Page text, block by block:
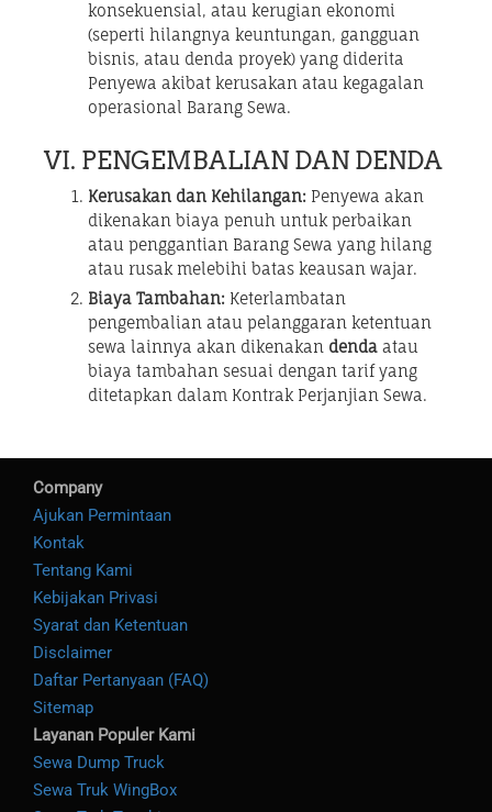
konsekuensial, atau kerugian ekonomi
(seperti hilangnya keuntungan, gangguan
bisnis, atau denda proyek) yang diderita
Penyewa akibat kerusakan atau kegagalan
operasional Barang Sewa.
VI. PENGEMBALIAN DAN DENDA
Kerusakan dan Kehilangan: Penyewa akan
dikenakan biaya penuh untuk perbaikan
atau penggantian Barang Sewa yang hilang
atau rusak melebihi batas keausan wajar.
Biaya Tambahan: Keterlambatan
pengembalian atau pelanggaran ketentuan
sewa lainnya akan dikenakan denda atau
biaya tambahan sesuai dengan tarif yang
ditetapkan dalam Kontrak Perjanjian Sewa.
Company
Ajukan Permintaan
Kontak
Tentang Kami
Kebijakan Privasi
Syarat dan Ketentuan
Disclaimer
Daftar Pertanyaan (FAQ)
Sitemap
Layanan Populer Kami
Sewa Dump Truck
Sewa Truk WingBox